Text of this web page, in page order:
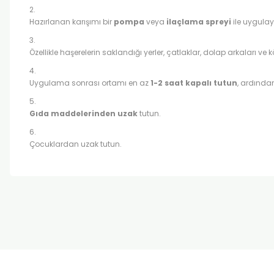
Hazırlanan karışımı bir pompa veya ilaçlama spreyi ile
Özellikle haşerelerin saklandığı yerler, çatlaklar, dolap arkaları ve
Uygulama sonrası ortamı en az 1-2 saat kapalı tutun,
Gıda maddelerinden uzaktutun.
Çocuklardan uzak tutun.